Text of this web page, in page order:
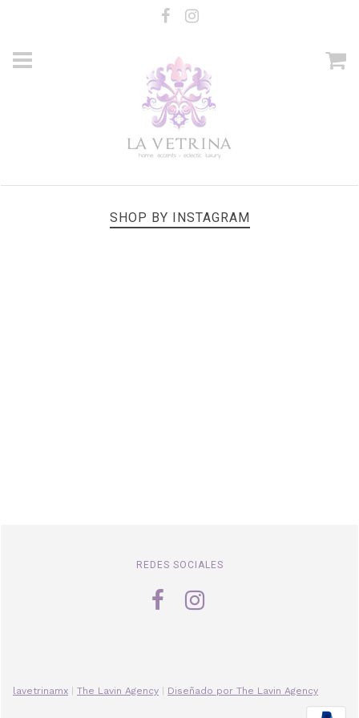
SHOP BY INSTAGRAM
REDES SOCIALES
lavetrinamx The Lavin Agency Diseñado por The Lavin Agency